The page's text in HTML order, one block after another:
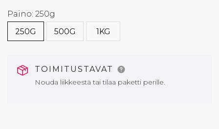
Paino: 250g
250G
500G 1KG
TOIMITUSTAVAT
Nouda liikkeestä tai tilaa paketti perille.